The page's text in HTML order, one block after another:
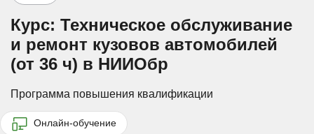
Курс: Техническое обслуживание
и ремонт кузовов автомобилей
(от 36 ч) в НИИОбр
Программа повышения квалификации
Онлайн-обучение